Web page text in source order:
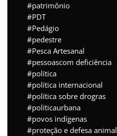
patrimônio
PDT
Pedágio
pedestre
Pesca Artesanal
pessoascom deficiência
política
política internacional
política sobre drogras
políticaurbana
povos indígenas
proteção e defesa animal